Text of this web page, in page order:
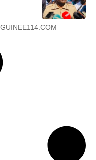
GUINEE114.COM